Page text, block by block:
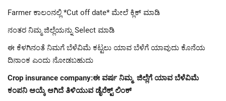
Farmer ಕಾಲಂನಲ್ಲಿ *Cut off date* ಮೇಲೆ ಕ್ಲಿಕ್ ಮಾಡಿ
ನಂತರ ನಿಮ್ಮ ಜಿಲ್ಲೆಯನ್ನು Select ಮಾಡಿ
ಈ ಕೆಳಗಿನಂತೆ ನಿಮಗೆ ಬೆಳೆವಿಮೆ ಕಟ್ಟಲು ಯಾವ ಬೆಳೆಗೆ ಯಾವುದು ಕೊನೆಯ
ದಿನಾಂಕ ಎಂದು ನೋಡಬಹುದು
Crop insurance company:ಈ ವರ್ಷ ನಿಮ್ಮ ಜಿಲ್ಲೆಗೆ ಯಾವ ಬೆಳೆವಿಮೆ
ಕಂಪನಿ ಆಯ್ಕೆ ಆಗಿದೆ ತಿಳಿಯುವ ಡೈರೆಕ್ಟ್ ಲಿಂಕ್